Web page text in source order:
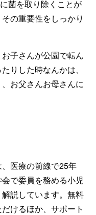
菌を取り除くことが
の重要性をしっかり
お子さんが公園で転ん
りした時なんかは、
お父さんお母さんに
、医療の前線で25年
で委員を務める小児
説しています。無料
けるほか、サポート